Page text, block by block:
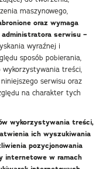
maszynowego,
oraz wymaga
serwisu –
wyraźnej i
sposób pobierania,
treści,
serwisu oraz
na charakter tych
wykorzystywania treści,
ich wyszukiwania
pozycjonowania
internetowe w ramach